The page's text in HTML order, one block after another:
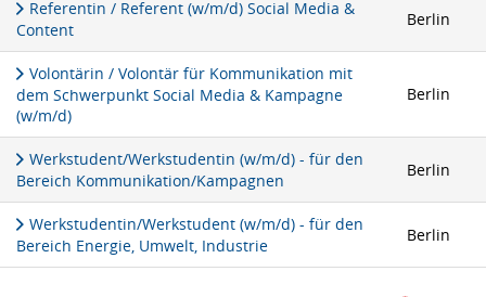
Referentin / Referent (w/m/d) Social Media &
Content
Berlin
Volontärin / Volontär für Kommunikation mit
dem Schwerpunkt Social Media & Kampagne
(w/m/d)
Berlin
Werkstudent/Werkstudentin (w/m/d) - für den
Bereich Kommunikation/Kampagnen
Berlin
Werkstudentin/Werkstudent (w/m/d) - für den
Bereich Energie, Umwelt, Industrie
Berlin